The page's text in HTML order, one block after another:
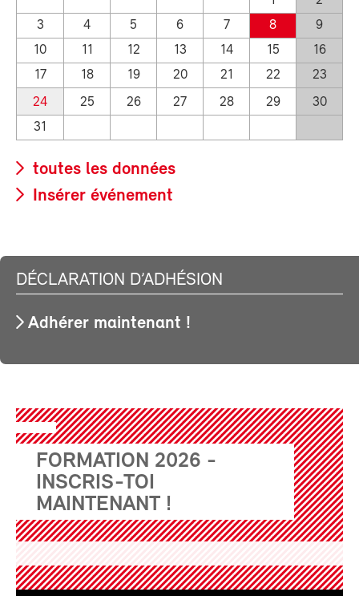
3
4 5 6 7 8
9
10
11 12 13 14 15
16
17
18 19 20 21 22
23
24
25 26 27 28 29
30
31
toutes les données
Insérer événement
DÉCLARATION D’ADHÉSION
Adhérer maintenant !
FORMATION 2026 -
INSCRIS-TOI
MAINTENANT !